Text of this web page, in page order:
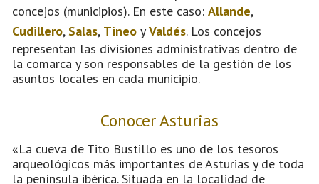
concejos (municipios). En este caso: Allande,
Cudillero, Salas, Tineo yValdés. Los concejos
representan las divisiones administrativas dentro de
la comarca y son responsables de la gestión de los
asuntos locales en cada municipio.
Conocer Asturias
«La cueva de Tito Bustillo es uno de los tesoros
arqueológicos más importantes de Asturias y de toda
la península ibérica. Situada en la localidad de